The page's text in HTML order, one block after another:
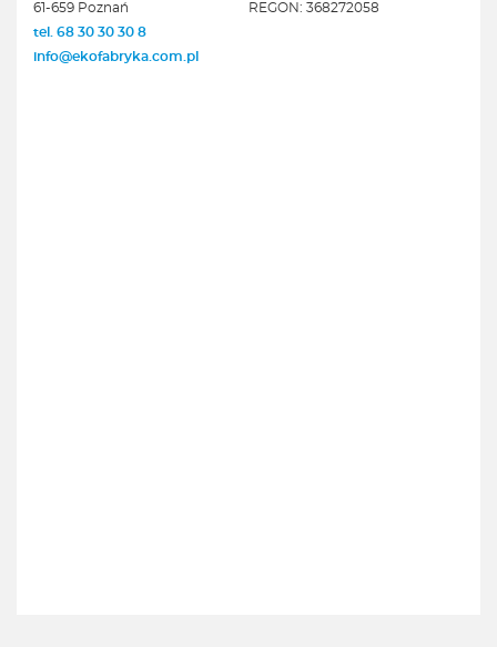
61-659 Poznań
tel. 68 30 30 30 8
info@ekofabryka.com.pl
REGON: 368272058